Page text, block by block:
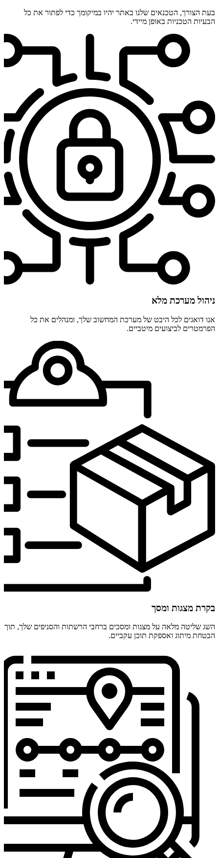
בעת הצורך, הטכנאים שלנו באתר יהיו במיקומך כדי לפתור את כל
הבעיות הטכניות באופן מיידי.
ניהול מערכת מלא
אנו דואגים לכל היבט של מערכת המחשוב שלך, ומנהלים את כל
הפרמטרים לביצועים מיטביים.
בקרת מצגות ומסך
השג שליטה מלאה על מצגות ומסכים ברחבי הרשתות והסניפים שלך, תוך
הבטחת מיתוג ואספקת תוכן עקביים.